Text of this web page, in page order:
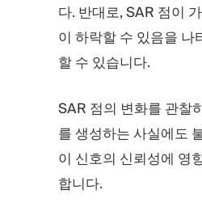
다. 반대로, SAR 점이
이 하락할 수 있음을 나
할 수 있습니다.
SAR 점의 변화를 관찰
를 생성하는 사실에도
이 신호의 신뢰성에 영
합니다.